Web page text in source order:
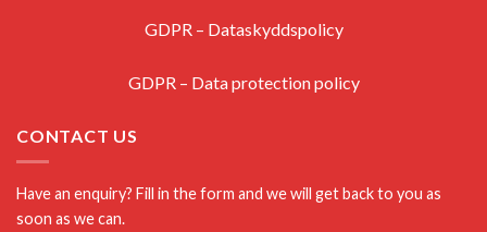
GDPR – Dataskyddspolicy
GDPR – Data protection policy
CONTACT US
Have an enquiry? Fill in the form and we will get back to you as
soon as we can.